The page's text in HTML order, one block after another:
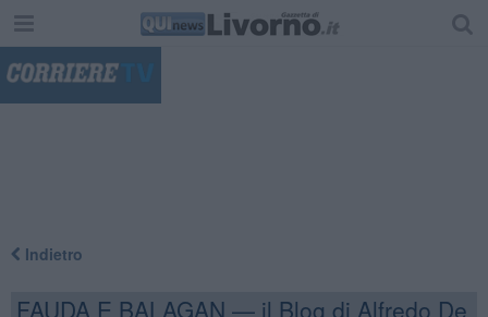
Indietro
FAUDA E BALAGAN — il Blog di Alfredo De